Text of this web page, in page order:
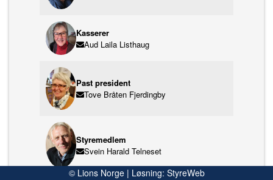
Kasserer
Aud Laila Listhaug
Past president
Tove Bråten Fjerdingby
Styremedlem
Svein Harald Telneset
© Lions Norge | Løsning: StyreWeb